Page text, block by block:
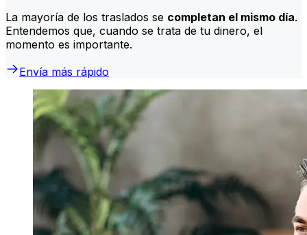
La mayoría de los traslados se completan el mismo día.
Entendemos que, cuando se trata de tu dinero, el
momento es importante.
Envía más rápido